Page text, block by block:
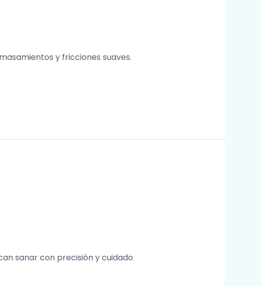
y fricciones suaves.
sanar con precisión y cuidado